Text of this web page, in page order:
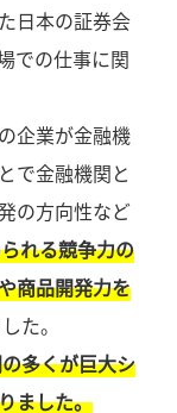
日本の証券会
での仕事に関
企業が金融機
で金融機関と
の方向性など
れる競争力の
商品開発力を
た。
多くが巨大シ
ました。